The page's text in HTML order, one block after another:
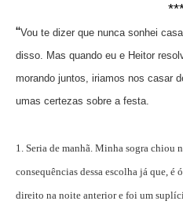
“Vou te dizer que nunca sonhei
disso. Mas quando eu e Heitor
morando juntos, iriamos nos casar
umas certezas sobre a festa.
1. Seria de manhã. Minha sogra chiou
consequências dessa escolha já que,
direito na noite anterior e foi um